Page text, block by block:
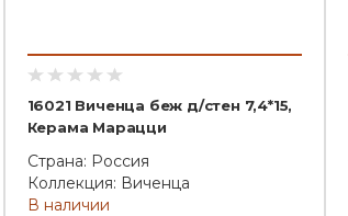
16021 Виченца беж д/стен 7,4*15,
Керама Марацци
Страна: Россия
Коллекция: Виченца
В наличии